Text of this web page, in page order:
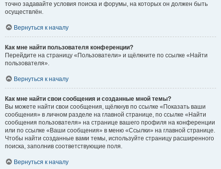
точно задавайте условия поиска и форумы, на которых он должен быть
осуществлён.
Вернуться к началу
Как мне найти пользователя конференции?
Перейдите на страницу «Пользователи» и щёлкните по ссылке «Найти
пользователя».
Вернуться к началу
Как мне найти свои сообщения и созданные мной темы?
Вы можете найти свои сообщения, щёлкнув по ссылке «Показать ваши
сообщения» в личном разделе на главной странице, по ссылке «Найти
сообщения пользователя» на странице вашего профиля на конференции
или по ссылке «Ваши сообщения» в меню «Ссылки» на главной странице.
Чтобы найти созданные вами темы, используйте страницу расширенного
поиска, заполнив соответствующие поля.
Вернуться к началу